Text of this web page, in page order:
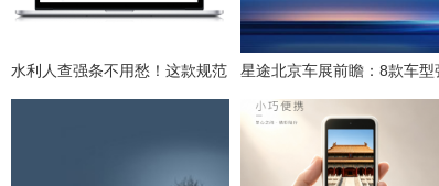
水利人查强条不用愁！这款规范
星途北京车展前瞻：8款车型
势集结，开启3.0性能豪华探索